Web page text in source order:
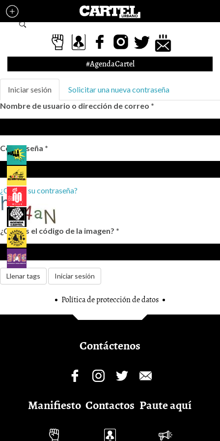
Pasar al contenido principal
Formulario de búsqueda
#AgendaCartel
Solapas principales
Iniciar sesión (solapa
activa)
Solicitar una nueva contraseña
Nombre de usuario o dirección de correo *
Contraseña *
¿Olvidó su contraseña?
¿Cuál es el código de la imagen? *
Llenar tags Iniciar sesión
Política de protección de datos
Contáctenos
Manifiesto Contactos Paute aquí